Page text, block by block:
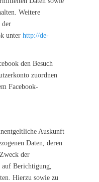
Weitere
der
unter http://de-
den Besuch
zuordnen
Facebook-
Auskunft
Daten, deren
der
auf Berichtigung,
Hierzu sowie zu